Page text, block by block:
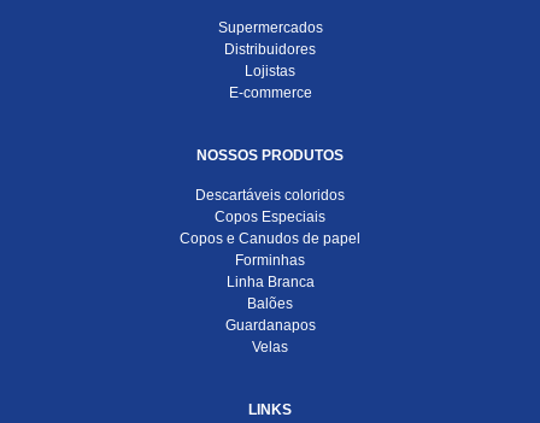
Supermercados
Distribuidores
Lojistas
E-commerce
NOSSOS PRODUTOS
Descartáveis coloridos
Copos Especiais
Copos e Canudos de papel
Forminhas
Linha Branca
Balões
Guardanapos
Velas
LINKS